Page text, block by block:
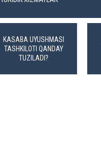
KASABA UYUSHMASI
TASHKILOTI QANDAY
TUZILADI?